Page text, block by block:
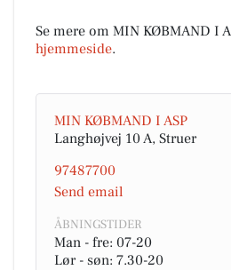
Se mere om MIN KØBMAND I
hjemmeside.
MIN KØBMAND I ASP
Langhøjvej 10 A, Struer
97487700
Send email
ÅBNINGSTIDER
Man - fre: 07-20
Lør - søn: 7.30-20